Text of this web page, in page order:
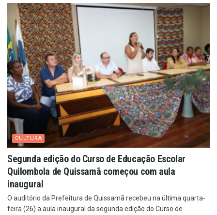
CULTURA
Segunda edição do Curso de Educação Escolar
Quilombola de Quissamã começou com aula
inaugural
O auditório da Prefeitura de Quissamã recebeu na última quarta-
feira (26) a aula inaugural da segunda edição do Curso de